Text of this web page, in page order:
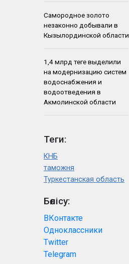
Самородное золото
незаконно добывали в
Кызылординской области
1,4 млрд теңге выделили
на модернизацию систем
водоснабжения и
водоотведения в
Акмолинской области
Теги:
КНБ
таможня
Туркестанская область
Бөлісу:
ВКонтакте
Одноклассники
Twitter
Telegram